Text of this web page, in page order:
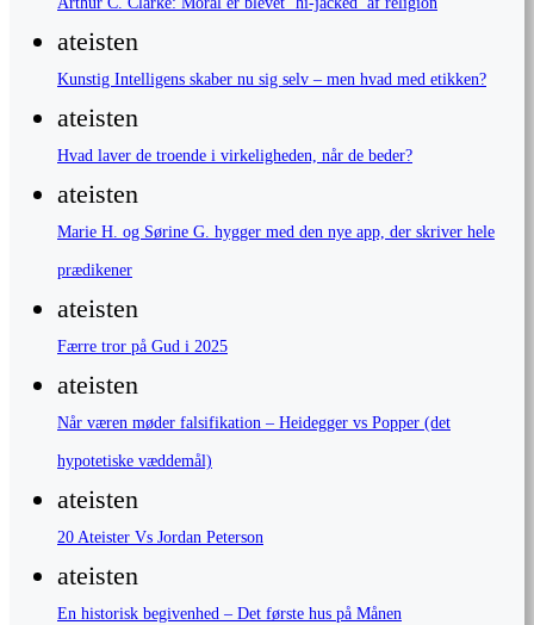
ateisten
Kunstig Intelligens skaber nu sig selv – men hvad med etikken?
ateisten
Hvad laver de troende i virkeligheden, når de beder?
ateisten
Marie H. og Sørine G. hygger med den nye app, der skriver hele
prædikener
ateisten
Færre tror på Gud i 2025
ateisten
Når væren møder falsifikation – Heidegger vs Popper (det
hypotetiske væddemål)
ateisten
20 Ateister Vs Jordan Peterson
ateisten
En historisk begivenhed – Det første hus på Månen